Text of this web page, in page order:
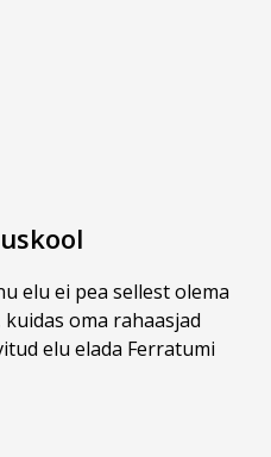
elu ei pea sellest olema
oma rahaasjad
elu elada Ferratumi